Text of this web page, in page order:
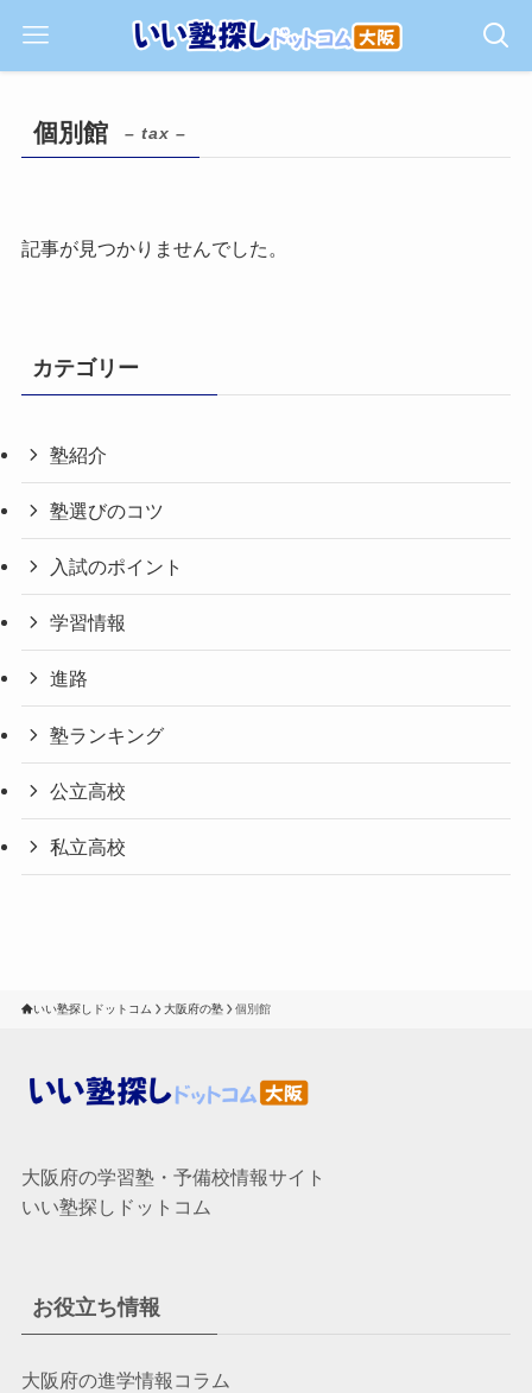
個別館 – tax –
記事が見つかりませんでした。
カテゴリー
塾紹介
塾選びのコツ
入試のポイント
学習情報
進路
塾ランキング
公立高校
私立高校
いい塾探しドットコム 大阪府の塾 個別館
大阪府の学習塾・予備校情報サイト
いい塾探しドットコム
お役立ち情報
大阪府の進学情報コラム